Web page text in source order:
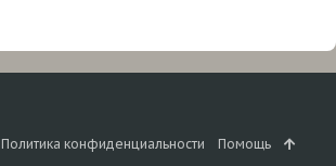
Политика конфиденциальности Помощь